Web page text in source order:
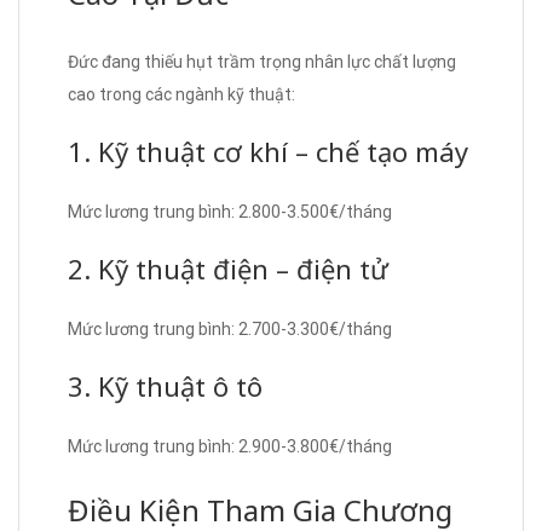
Đức đang thiếu hụt trầm trọng nhân lực chất lượng
cao trong các ngành kỹ thuật:
1. Kỹ thuật cơ khí – chế tạo máy
Mức lương trung bình: 2.800-3.500€/tháng
2. Kỹ thuật điện – điện tử
Mức lương trung bình: 2.700-3.300€/tháng
3. Kỹ thuật ô tô
Mức lương trung bình: 2.900-3.800€/tháng
Điều Kiện Tham Gia Chương